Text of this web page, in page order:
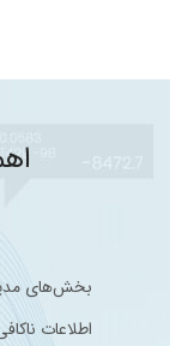
بخش‌های
اطلاعات